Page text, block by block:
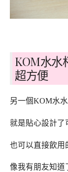
KOM水水
超方便
另一個KOM水
就是貼心設計了
也可以直接飲用
像我有朋友知道